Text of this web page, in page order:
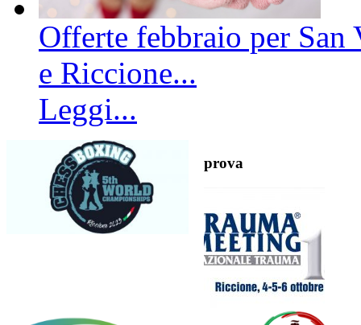
Offerte febbraio per
e Riccione...
Leggi...
prova